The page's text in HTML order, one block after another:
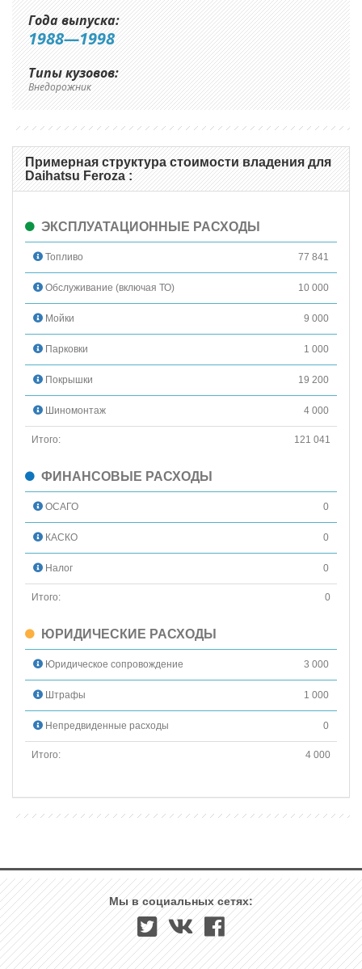
Года выпуска:
1988—1998
Типы кузовов:
Внедорожник
Примерная структура стоимости владения для
Daihatsu Feroza :
ЭКСПЛУАТАЦИОННЫЕ РАСХОДЫ
Топливо 77 841
Обслуживание (включая ТО) 10 000
Мойки 9 000
Парковки 1 000
Покрышки 19 200
Шиномонтаж 4 000
Итого: 121 041
ФИНАНСОВЫЕ РАСХОДЫ
ОСАГО 0
КАСКО 0
Налог 0
Итого: 0
ЮРИДИЧЕСКИЕ РАСХОДЫ
Юридическое сопровождение 3 000
Штрафы 1 000
Непредвиденные расходы 0
Итого: 4 000
Мы в социальных сетях: